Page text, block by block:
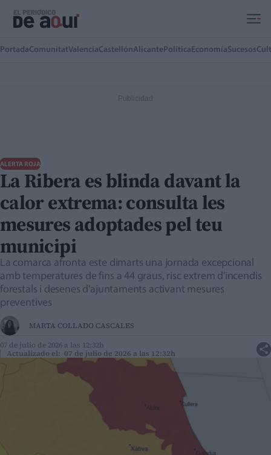
PortadaComunitatValenciaCastellónAlicante Política EconomíaSucesos
ALERTA ROJA
La Ribera es blinda davant la
calor extrema: consulta les
mesures adoptades pel teu
municipi
La comarca afronta este dimarts una jornada excepcional
amb temperatures de fins a 44 graus, risc extrem d'incendis
forestals i desenes d'ajuntaments activant mesures
preventives
MARTA COLLADO CASCALES
07 de julio de 2026 a las 12:32h
Actualizado el: 07 de julio de 2026 a las 12:32h